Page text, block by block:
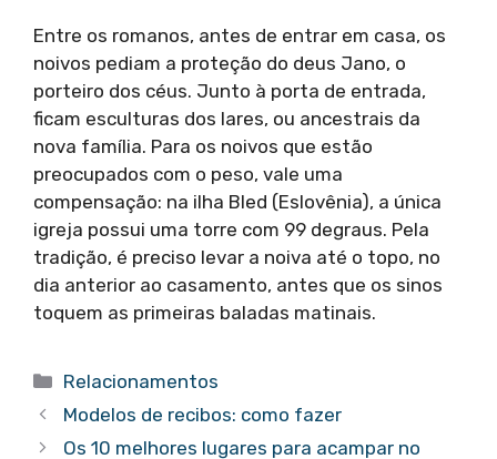
Entre os romanos, antes de entrar em casa, os
noivos pediam a proteção do deus Jano, o
porteiro dos céus. Junto à porta de entrada,
ficam esculturas dos lares, ou ancestrais da
nova família. Para os noivos que estão
preocupados com o peso, vale uma
compensação: na ilha Bled (Eslovênia), a única
igreja possui uma torre com 99 degraus. Pela
tradição, é preciso levar a noiva até o topo, no
dia anterior ao casamento, antes que os sinos
toquem as primeiras baladas matinais.
Categorias
Relacionamentos
Modelos de recibos: como fazer
Os 10 melhores lugares para acampar no